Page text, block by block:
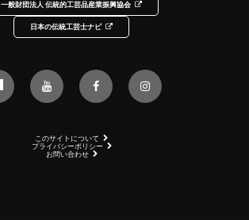
一般財団法人 伝統的工芸品産業振興協会
日本の伝統工芸士ナビ
このサイトについて
プライバシーポリシー
お問い合わせ